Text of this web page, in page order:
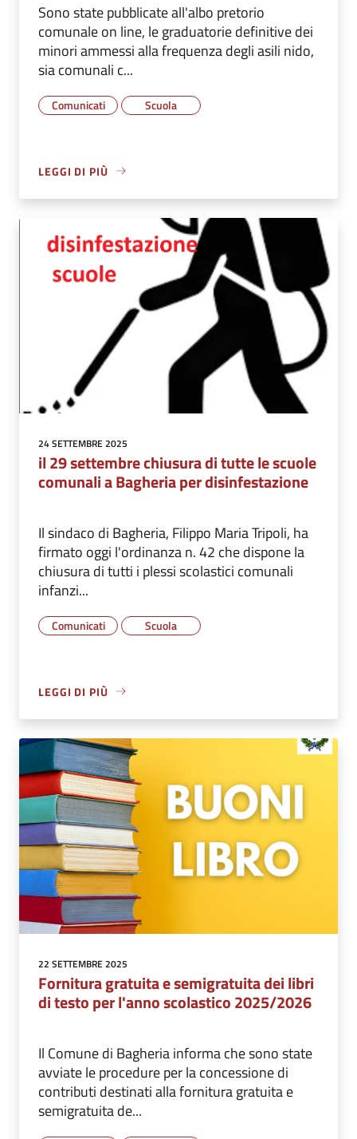
Sono state pubblicate all'albo pretorio
comunale on line, le graduatorie definitive dei
minori ammessi alla frequenza degli asili nido,
sia comunali c...
Comunicati Scuola
LEGGI DI PIÙ
24 SETTEMBRE 2025
il 29 settembre chiusura di tutte le scuole
comunali a Bagheria per disinfestazione
Il sindaco di Bagheria, Filippo Maria Tripoli, ha
firmato oggi l'ordinanza n. 42 che dispone la
chiusura di tutti i plessi scolastici comunali
infanzi...
Comunicati Scuola
LEGGI DI PIÙ
22 SETTEMBRE 2025
Fornitura gratuita e semigratuita dei libri
di testo per l'anno scolastico 2025/2026
Il Comune di Bagheria informa che sono state
avviate le procedure per la concessione di
contributi destinati alla fornitura gratuita e
semigratuita de...